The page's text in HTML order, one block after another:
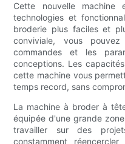
Cette nouvelle machine
technologies et
broderie plus faciles et
conviviale, vous
commandes et les
conceptions. Les
cette machine vous
temps record, sans
La machine à broder à
équipée d'une grande
travailler sur des
constamment